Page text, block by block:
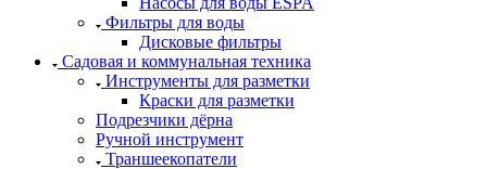
Фильтры для воды
Дисковые фильтры
Садовая и коммунальная техника
Инструменты для разметки
Краски для разметки
Подрезчики дёрна
Ручной инструмент
Траншеекопатели